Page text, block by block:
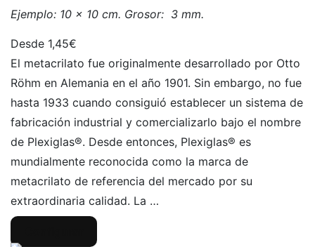
Ejemplo: 10 x 10 cm. Grosor: 3 mm.
1,45€
El metacrilato fue originalmente desarrollado por Otto
Röhm en Alemania en el año 1901. Sin embargo, no fue
hasta 1933 cuando consiguió establecer un sistema de
fabricación industrial y comercializarlo bajo el nombre
de Plexiglas®. Desde entonces, Plexiglas® es
mundialmente reconocida como la marca de
metacrilato de referencia del mercado por su
extraordinaria calidad. La …